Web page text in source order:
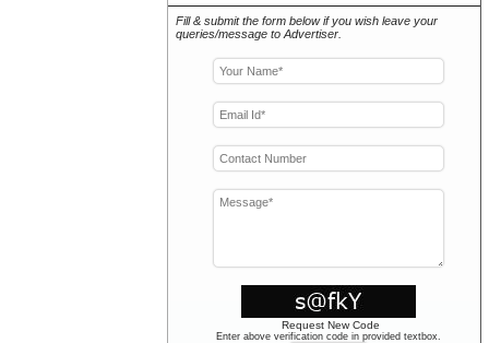
Fill & submit the form below if you wish leave your
queries/message to Advertiser.
Request New Code
Enter above verification code in provided textbox.